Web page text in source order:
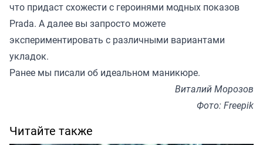
что придаст схожести с героинями модных показов
Prada. А далее вы запросто можете
экспериментировать с различными вариантами
укладок.
Ранее мы писали об идеальном маникюре.
Виталий Морозов
Фото: Freepik
Читайте также